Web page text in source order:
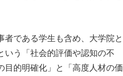
である学生も含め、大学院と
いう「社会的評価や認知の不
目的明確化」と「高度人材の価